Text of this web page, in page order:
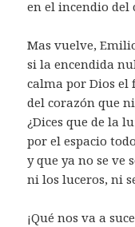
en el incendio
Mas vuelve,
si la encendida
calma por Dios el
del corazón que
¿Dices que de la
por el espacio
y que ya no se
ni los luceros, ni
¡Qué nos va a